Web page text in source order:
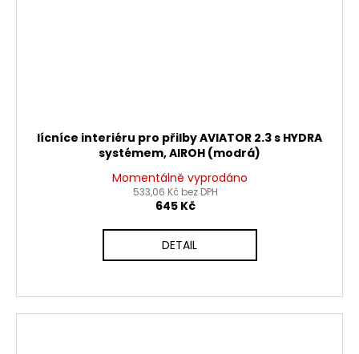
lícníce interiéru pro přilby AVIATOR 2.3 s HYDRA
systémem, AIROH (modrá)
Momentálně vyprodáno
533,06 Kč bez DPH
645 Kč
DETAIL